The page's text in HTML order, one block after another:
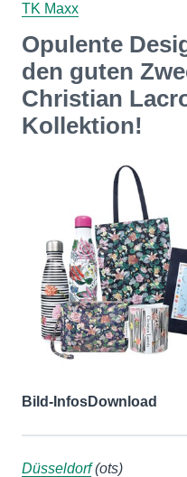
TK Maxx
Opulente
den guten
Christian
Kollektion!
Bild-InfosDownload
Düsseldorf(ots)